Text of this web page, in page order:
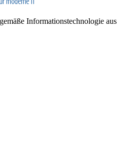
Informationstechnologie aus